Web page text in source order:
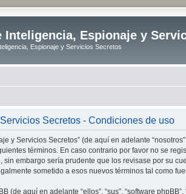
Inteligencia, Espionaje y
Espionaje y Servicios Secretos
Secretos - Condiciones de uso
y Servicios Secretos” (de aquí en adelante
términos. En caso contrario por favor no se
embargo sería prudente que los revisase por su
sometido a esos nuevos términos tal como
(de aquí en adelante “ellos”, “sus”, “software